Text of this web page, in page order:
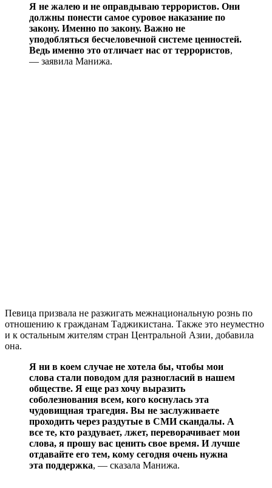
Я не жалею и не оправдываю террористов. Они
должны понести самое суровое наказание по
закону. Именно по закону. Важно не
уподобляться бесчеловечной системе ценностей.
Ведь именно это отличает нас от террористов,
— заявила Манижа.
Певица призвала не разжигать межнациональную рознь по
отношению к гражданам Таджикистана. Также это неуместно
и к остальным жителям стран Центральной Азии, добавила
она.
Я ни в коем случае не хотела бы, чтобы мои
слова стали поводом для разногласий в нашем
обществе. Я еще раз хочу выразить
соболезнования всем, кого коснулась эта
чудовищная трагедия. Вы не заслуживаете
проходить через раздутые в СМИ скандалы. А
все те, кто раздувает, лжет, переворачивает мои
слова, я прошу вас ценить свое время. И лучше
отдавайте его тем, кому сегодня очень нужна
эта поддержка, — сказала Манижа.